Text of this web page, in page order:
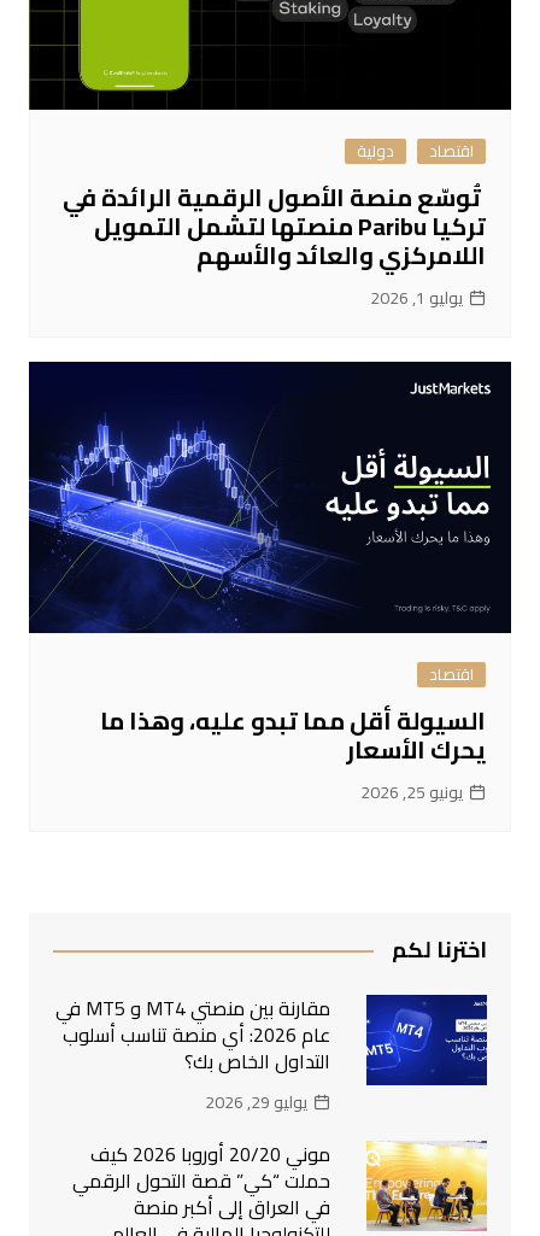
اقتصاد دولية
تُوسّع منصة الأصول الرقمية الرائدة في
تركيا Paribu منصتها لتشمل التمويل
اللامركزي والعائد والأسهم
يوليو 1, 2026
اقتصاد
السيولة أقل مما تبدو عليه، وهذا ما
يحرك الأسعار
يونيو 25, 2026
اخترنا لكم
مقارنة بين منصتي MT4 و MT5 في
عام 2026: أي منصة تناسب أسلوب
التداول الخاص بك؟
يوليو 29, 2026
موني 20/20 أوروبا 2026 كيف
حملت “كي” قصة التحول الرقمي
في العراق إلى أكبر منصة